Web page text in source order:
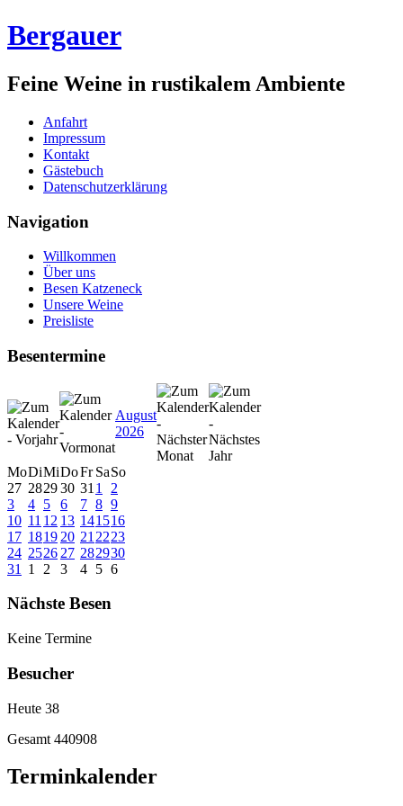
Bergauer
Feine Weine in rustikalem Ambiente
Anfahrt
Impressum
Kontakt
Gästebuch
Datenschutzerklärung
Navigation
Willkommen
Über uns
Besen Katzeneck
Unsere Weine
Preisliste
Besentermine
August
2026
MoDiMiDoFr SaSo
27 282930 31 1
2
3
4 5 6 7 8 9
10 11 12 13 141516
17 1819 20 21 2223
24 2526 27 282930
31
1 2 3 4 5 6
Nächste Besen
Keine Termine
Besucher
Heute 38
Gesamt 440908
Terminkalender